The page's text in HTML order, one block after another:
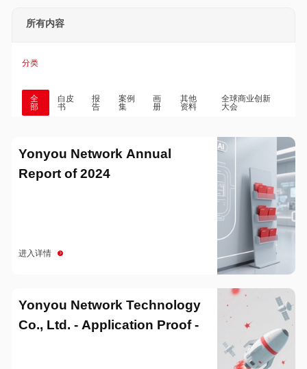
所有内容
分类
全
部
白皮
书
报
告
案例
集
画
册
其他
资料
全球商业创新
大会
Yonyou Network Annual
Report of 2024
进入详情
Yonyou Network Technology
Co., Ltd. - Application Proof -